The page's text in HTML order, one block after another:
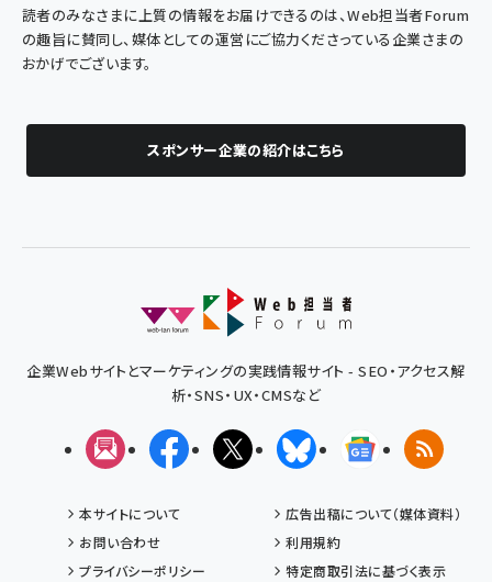
読者のみなさまに上質の情報をお届けできるのは、Web担当者Forum
の趣旨に賛同し、媒体としての運営にご協力くださっている企業さまの
おかげでございます。
スポンサー企業の紹介はこちら
企業Webサイトとマーケティングの実践情報サイト - SEO・アクセス解
析・SNS・UX・CMSなど
メルマガFacebookX(エックス)BlueskyGoogleニュ
RSS
本サイトについて
広告出稿について（媒体資料）
お問い合わせ
利用規約
プライバシーポリシー
特定商取引法に基づく表示